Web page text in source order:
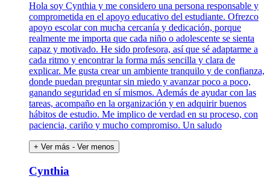
Hola soy Cynthia y me considero una persona responsable y
comprometida en el apoyo educativo del estudiante. Ofrezco
apoyo escolar con mucha cercanía y dedicación, porque
realmente me importa que cada niño o adolescente se sienta
capaz y motivado. He sido profesora, así que sé adaptarme a
cada ritmo y encontrar la forma más sencilla y clara de
explicar. Me gusta crear un ambiente tranquilo y de confianza,
donde puedan preguntar sin miedo y avanzar poco a poco,
ganando seguridad en sí mismos. Además de ayudar con las
tareas, acompaño en la organización y en adquirir buenos
hábitos de estudio. Me implico de verdad en su proceso, con
paciencia, cariño y mucho compromiso. Un saludo
+ Ver más - Ver menos
Cynthia